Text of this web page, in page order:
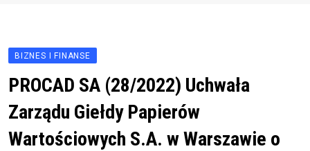
BIZNES I FINANSE
PROCAD SA (28/2022) Uchwała
Zarządu Giełdy Papierów
Wartościowych S.A. w Warszawie o